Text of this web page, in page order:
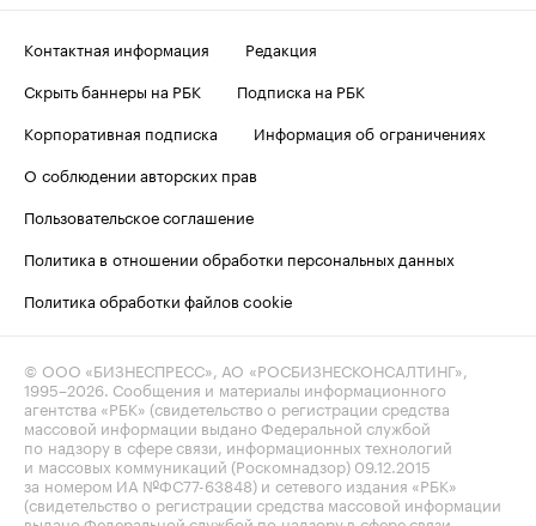
Контактная информация
Редакция
Скрыть баннеры на РБК
Подписка на РБК
Корпоративная подписка
Информация об ограничениях
О соблюдении авторских прав
Пользовательское соглашение
Политика в отношении обработки персональных данных
Политика обработки файлов cookie
© ООО «БИЗНЕСПРЕСС», АО «РОСБИЗНЕСКОНСАЛТИНГ»,
1995–2026. Сообщения и материалы информационного
агентства «РБК» (свидетельство о регистрации средства
массовой информации выдано Федеральной службой
по надзору в сфере связи, информационных технологий
и массовых коммуникаций (Роскомнадзор) 09.12.2015
за номером ИА №ФС77-63848) и сетевого издания «РБК»
(свидетельство о регистрации средства массовой информации